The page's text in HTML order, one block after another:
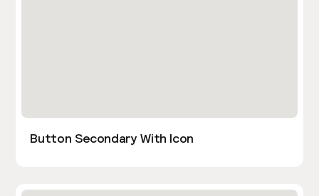
Button Secondary With Icon